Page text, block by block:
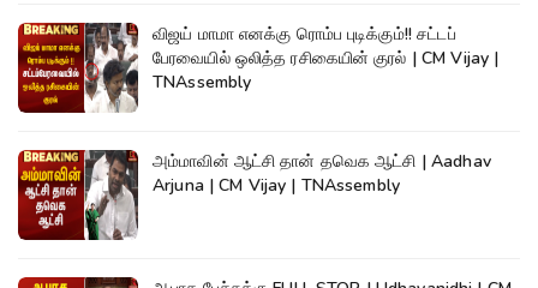
விஜய் மாமா எனக்கு ரொம்ப புடிக்கும்!! சட்டப்
பேரவையில் ஒலித்த ரசிகையின் குரல் | CM Vijay |
TNAssembly
அம்மாவின் ஆட்சி தான் தவெக ஆட்சி | Aadhav
Arjuna | CM Vijay | TNAssembly